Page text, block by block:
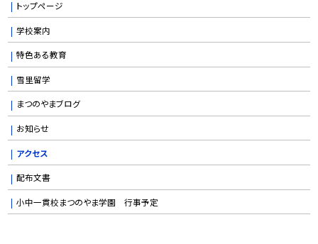
トップページ
学校案内
特色ある教育
雪里留学
まつのやまブログ
お知らせ
アクセス
配布文書
小中一貫校まつのやま学園 行事予定